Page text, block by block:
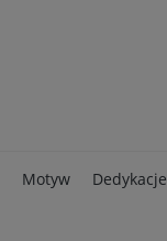
Motyw Dedykacje